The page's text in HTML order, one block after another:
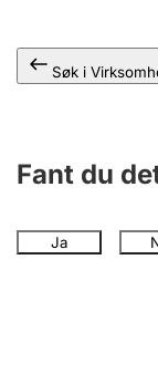
Søk i
Fant du
Ja